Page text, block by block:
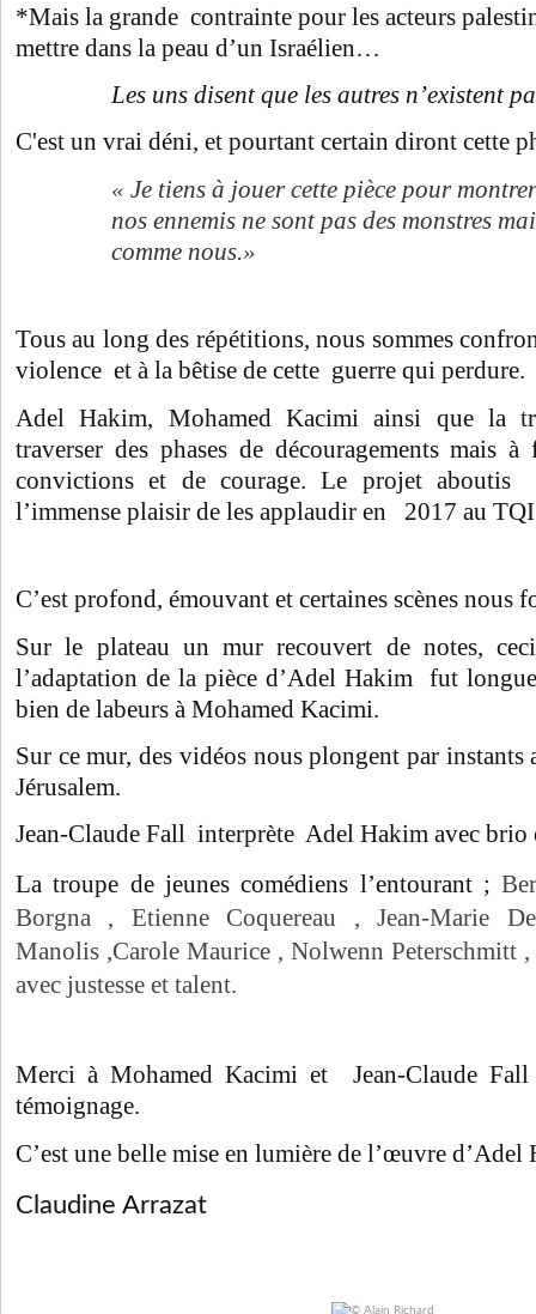
*Mais la grande contrainte pour les acteurs
mettre dans la peau d’un Israélien…
Les uns disent que les autres n’existent
C'est un vrai déni, et pourtant certain diront cette
« Je tiens à jouer cette pièce pour
nos ennemis ne sont pas des monstres
comme nous.»
Tous au long des répétitions, nous sommes
violence et à la bêtise de cette guerre qui perdure.
Adel Hakim, Mohamed Kacimi ainsi que la
traverser des phases de découragements mais
convictions et de courage. Le projet
l’immense plaisir de les applaudir en 2017 au
C’est profond, émouvant et certaines scènes nous
Sur le plateau un mur recouvert de notes,
l’adaptation de la pièce d’Adel Hakim fut
bien de labeurs à Mohamed Kacimi.
Sur ce mur, des vidéos nous plongent par
Jérusalem.
Jean-Claude Fall interprète Adel Hakim avec
La troupe de jeunes comédiens l’entourant ;
Borgna , Etienne Coquereau , Jean-Marie
Manolis ,Carole Maurice , Nolwenn Peterschmitt
avec justesse et talent.
Merci à Mohamed Kacimi et Jean-Claude
témoignage.
C’est une belle mise en lumière de l’œuvre d’Adel
Claudine Arrazat